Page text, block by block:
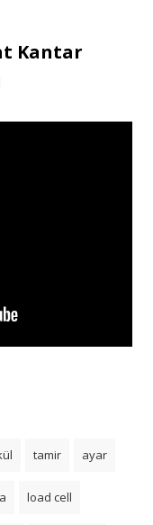
Kantar
tamir ayar
load cell